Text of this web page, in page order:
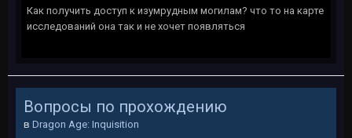
Как получить доступ к изумрудным могилам? что то на карте
исследований она так и не хочет появляться
Вопросы по прохождению
в Dragon Age: Inquisition